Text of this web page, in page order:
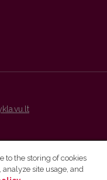
are distributed by
to the storing of cookies
site usage, and